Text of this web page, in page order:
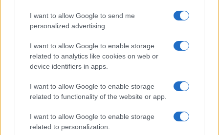
I want to allow Google to send me
personalized advertising.
I want to allow Google to enable storage
related to analytics like cookies on web or
device identifiers in apps.
I want to allow Google to enable storage
related to functionality of the website or app.
I want to allow Google to enable storage
related to personalization.
ΑΘΛΗΤΙΚΆ
Γνωρίστε τους
φετινούς
Πρωταθλητές του ΓΑΣ
Εορδαίας: Κατερίνα
Φαρμάκη
Δείτε το νέο
φυλλάδιο προσφορών
ΕΔΕΜ στην
Πτολεμαΐδα –
Συμφέρει… λόγω
τιμής!